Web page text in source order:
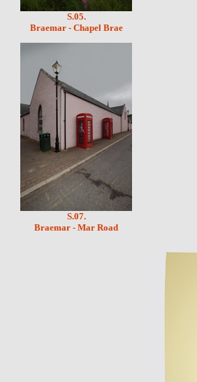
S.05.
Braemar - Chapel Brae
S.07.
Braemar - Mar Road